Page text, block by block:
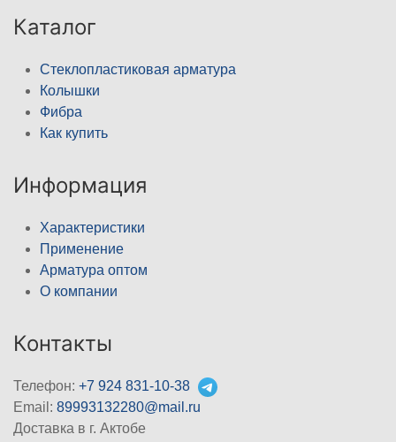
Каталог
Стеклопластиковая арматура
Колышки
Фибра
Как купить
Информация
Характеристики
Применение
Арматура оптом
О компании
Контакты
Телефон: +7 924 831-10-38
Email: 89993132280@mail.ru
Доставка в г. Актобе